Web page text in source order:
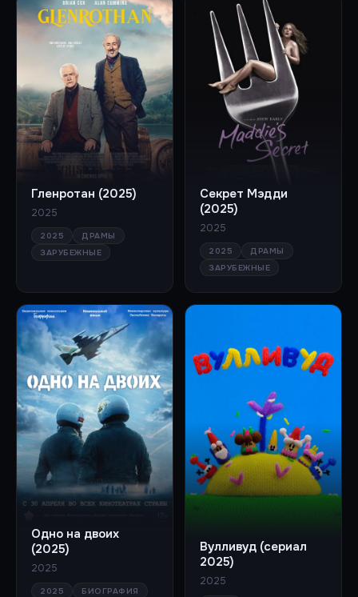
Гленротан (2025)
2025
2025
ДРАМЫ
ЗАРУБЕЖНЫЕ
Секрет Мэдди
(2025)
2025
2025
ДРАМЫ
ЗАРУБЕЖНЫЕ
Одно на двоих
(2025)
2025
2025
БИОГРАФИЯ
Вулливуд (сериал
2025)
2025